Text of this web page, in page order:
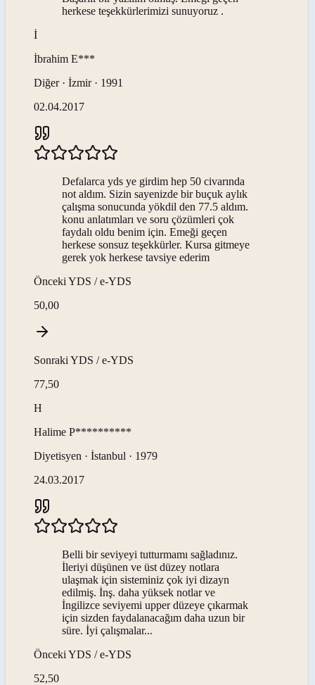
herkese teşekkürlerimizi sunuyoruz .
İ
İbrahim E***
Diğer · İzmir · 1991
02.04.2017
Defalarca yds ye girdim hep 50 civarında
not aldım. Sizin sayenizde bir buçuk aylık
çalışma sonucunda yökdil den 77.5 aldım.
konu anlatımları ve soru çözümleri çok
faydalı oldu benim için. Emeği geçen
herkese sonsuz teşekkürler. Kursa gitmeye
gerek yok herkese tavsiye ederim
Önceki YDS / e-YDS
50,00
Sonraki YDS / e-YDS
77,50
H
Halime P**********
Diyetisyen · İstanbul · 1979
24.03.2017
Belli bir seviyeyi tutturmamı sağladınız.
İleriyi düşünen ve üst düzey notlara
ulaşmak için sisteminiz çok iyi dizayn
edilmiş. İnş. daha yüksek notlar ve
İngilizce seviyemi upper düzeye çıkarmak
için sizden faydalanacağım daha uzun bir
süre. İyi çalışmalar...
Önceki YDS / e-YDS
52,50